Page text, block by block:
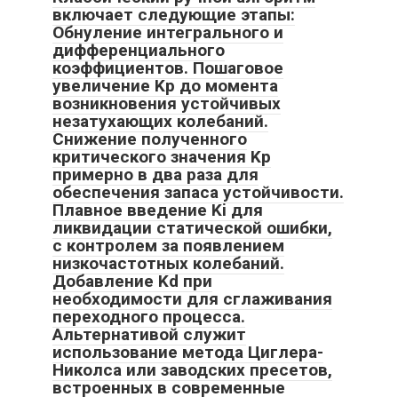
включает следующие этапы:
Обнуление интегрального и
дифференциального
коэффициентов. Пошаговое
увеличение Kp до момента
возникновения устойчивых
незатухающих колебаний.
Снижение полученного
критического значения Kp
примерно в два раза для
обеспечения запаса устойчивости.
Плавное введение Ki для
ликвидации статической ошибки,
с контролем за появлением
низкочастотных колебаний.
Добавление Kd при
необходимости для сглаживания
переходного процесса.
Альтернативой служит
использование метода Циглера-
Николса или заводских пресетов,
встроенных в современные